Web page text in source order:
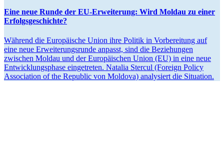
Eine neue Runde der EU-Erwei­terung: Wird Moldau zu einer
Erfolgsgeschichte?
Während die Europäische Union ihre Politik in Vorbe­reitung auf
eine neue Erwei­te­rungs­runde anpasst, sind die Bezie­hungen
zwischen Moldau und der Europäi­schen Union (EU) in eine neue
Entwick­lungs­phase einge­treten. Natalia Stercul (Foreign Policy
Association of the Republic von Moldova) analy­siert die Situation.